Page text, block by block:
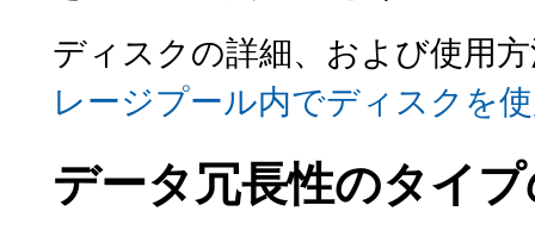
ディスクの詳細、および使用
レージプール内でディスクを
データ冗長性のタイ